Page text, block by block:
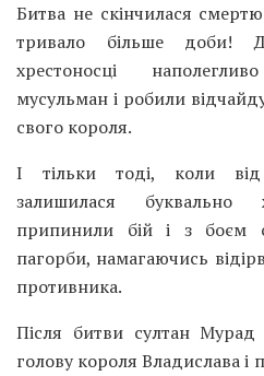
Битва не скінчилася
тривало більше доби!
хрестоносці
мусульман і робили
свого короля.
І тільки тоді, коли від
залишилася
припинили бій і з боєм
пагорби, намагаючись
противника.
Після битви султан Мурад
голову короля Владислава і